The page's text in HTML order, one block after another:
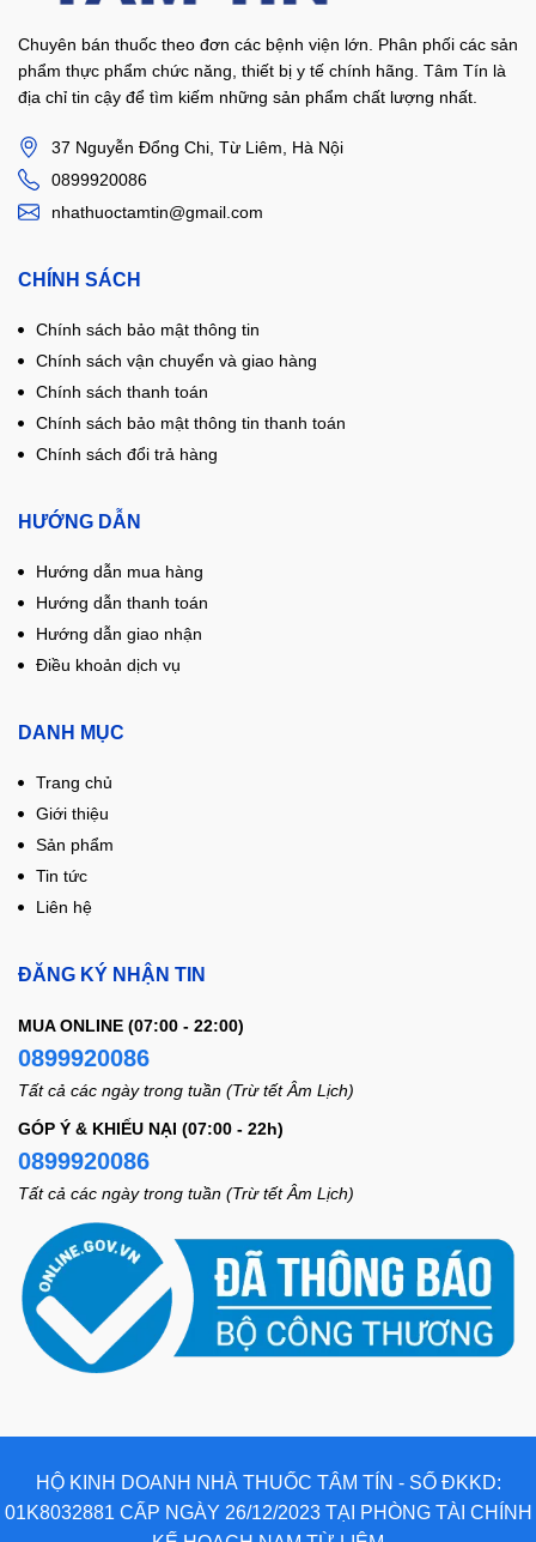
Chuyên bán thuốc theo đơn các bệnh viện lớn. Phân phối các sản
phẩm thực phẩm chức năng, thiết bị y tế chính hãng. Tâm Tín là
địa chỉ tin cậy để tìm kiếm những sản phẩm chất lượng nhất.
37 Nguyễn Đổng Chi, Từ Liêm, Hà Nội
0899920086
nhathuoctamtin@gmail.com
CHÍNH SÁCH
Chính sách bảo mật thông tin
Chính sách vận chuyển và giao hàng
Chính sách thanh toán
Chính sách bảo mật thông tin thanh toán
Chính sách đổi trả hàng
HƯỚNG DẪN
Hướng dẫn mua hàng
Hướng dẫn thanh toán
Hướng dẫn giao nhận
Điều khoản dịch vụ
DANH MỤC
Trang chủ
Giới thiệu
Sản phẩm
Tin tức
Liên hệ
ĐĂNG KÝ NHẬN TIN
MUA ONLINE (07:00 - 22:00)
0899920086
Tất cả các ngày trong tuần (Trừ tết Âm Lịch)
GÓP Ý & KHIẾU NẠI (07:00 - 22h)
0899920086
Tất cả các ngày trong tuần (Trừ tết Âm Lịch)
HỘ KINH DOANH NHÀ THUỐC TÂM TÍN - SỐ ĐKKD:
01K8032881 CẤP NGÀY 26/12/2023 TẠI PHÒNG TÀI CHÍNH